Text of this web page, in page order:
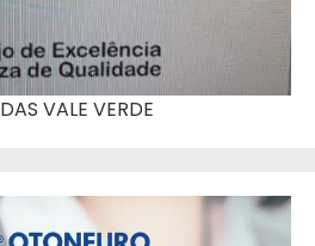
VALE VERDE